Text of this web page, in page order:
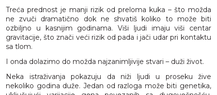
Treća prednost je manji rizik od preloma kuka – što možda
ne zvuči dramatično dok ne shvatiš koliko to može biti
ozbiljno u kasnijim godinama. Viši ljudi imaju viši centar
gravitacije, što znači veći rizik od pada i jači udar pri kontaktu
sa tlom.
I onda dolazimo do možda najzanimljivije stvari – duži život.
Neka istraživanja pokazuju da niži ljudi u proseku žive
nekoliko godina duže. Jedan od razloga može biti genetika,